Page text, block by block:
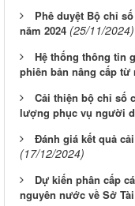
Phê duyệt Bộ chỉ
năm 2024 (25/11/2024)
Hệ thống thông tin
phiên bản nâng cấp từ
Cải thiện bộ chỉ số
lượng phục vụ người
Đánh giá kết quả
(17/12/2024)
Dự kiến phân cấp
nguyên nước về Sở